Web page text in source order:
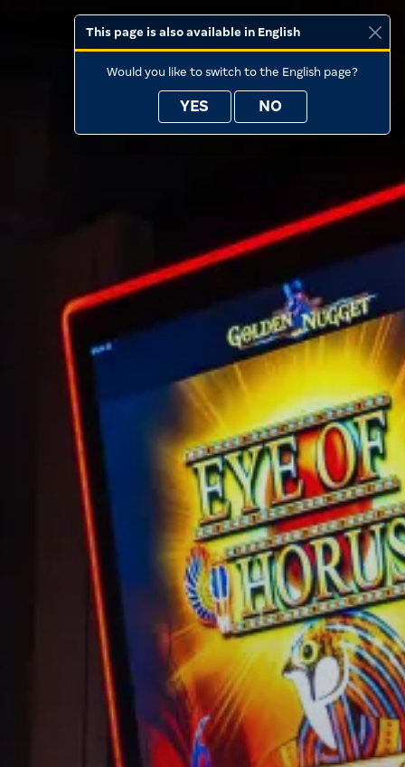
This page is also available in English
Would you like to switch to the English page?
YES NO